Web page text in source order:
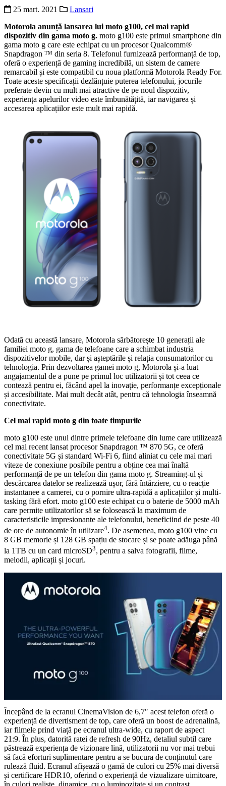
25 mart. 2021
Lansari
Motorola anunță lansarea lui moto g100, cel mai rapid
dispozitiv din gama moto g. moto g100 este primul smartphone din
gama moto g care este echipat cu un procesor Qualcomm®
Snapdragon ™ din seria 8. Telefonul furnizează performanță de top,
oferă o experiență de gaming incredibilă, un sistem de camere
remarcabil și este compatibil cu noua platformă Motorola Ready For.
Toate aceste specificații dezlănțuie puterea telefonului, jocurile
preferate devin cu mult mai atractive de pe noul dispozitiv,
experiența apelurilor video este îmbunătățită, iar navigarea și
accesarea aplicațiilor este mult mai rapidă.
Odată cu această lansare, Motorola sărbătorește 10 generații ale
familiei moto g, gama de telefoane care a schimbat industria
dispozitivelor mobile, dar și așteptările și relația consumatorilor cu
tehnologia. Prin dezvoltarea gamei moto g, Motorola și-a luat
angajamentul de a pune pe primul loc utilizatorii și tot ceea ce
contează pentru ei, făcând apel la inovație, performanțe excepționale
și accesibilitate. Mai mult decât atât, pentru că tehnologia înseamnă
conectivitate.
Cel mai rapid moto g din toate timpurile
moto g100 este unul dintre primele telefoane din lume care utilizează
cel mai recent lansat procesor Snapdragon ™ 870 5G, ce oferă
conectivitate 5G și standard Wi-Fi 6, fiind aliniat cu cele mai mari
viteze de conexiune posibile pentru a obține cea mai înaltă
performanță de pe un telefon din gama moto g. Streaming-ul și
descărcarea datelor se realizează ușor, fără întârziere, cu o reacție
instantanee a camerei, cu o pornire ultra-rapidă a aplicațiilor și multi-
tasking fără efort. moto g100 este echipat cu o baterie de 5000 mAh
care permite utilizatorilor să se folosească la maximum de
caracteristicile impresionante ale telefonului, beneficiind de peste 40
de ore de autonomie în utilizare4. De asemenea, moto g100 vine cu
8 GB memorie și 128 GB spațiu de stocare și se poate adăuga până
la 1TB cu un card microSD3, pentru a salva fotografii, filme,
melodii, aplicații și jocuri.
Începând de la ecranul CinemaVision de 6,7″ acest telefon oferă o
experiență de divertisment de top, care oferă un boost de adrenalină,
iar filmele prind viață pe ecranul ultra-wide, cu raport de aspect
21:9. În plus, datorită ratei de refresh de 90Hz, detaliul subtil care
păstrează experiența de vizionare lină, utilizatorii nu vor mai trebui
să facă eforturi suplimentare pentru a se bucura de conținutul care
rulează fluid. Ecranul afișează o gamă de culori cu 25% mai diversă
și certificare HDR10, oferind o experiență de vizualizare uimitoare,